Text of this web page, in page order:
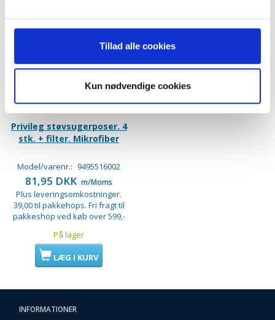
Tillad alle cookies
Kun nødvendige cookies
Privileg støvsugerposer. 4
stk. + filter. Mikrofiber
Model/varenr.: 9495516002
81,95 DKK m/Moms
Plus leveringsomkostninger.
39,00 til pakkehops. Fri fragt til
pakkeshop ved køb over 599,-
På lager
LÆG I KURV
INFORMATIONER